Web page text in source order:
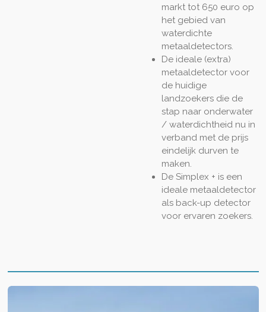
markt tot 650 euro op
het gebied van
waterdichte
metaaldetectors.
De ideale (extra)
metaaldetector voor
de huidige
landzoekers die de
stap naar onderwater
/ waterdichtheid nu in
verband met de prijs
eindelijk durven te
maken.
De Simplex + is een
ideale metaaldetector
als back-up detector
voor ervaren zoekers.